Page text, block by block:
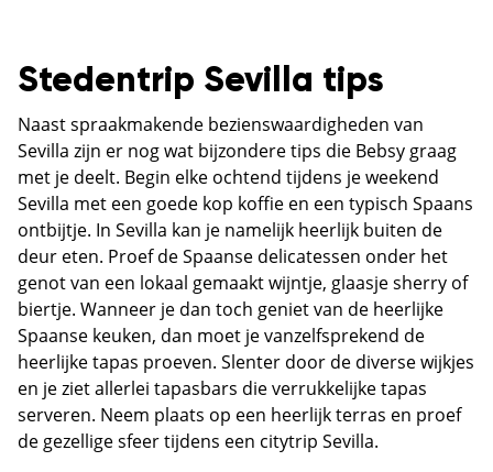
Stedentrip Sevilla tips
Naast spraakmakende bezienswaardigheden van
Sevilla zijn er nog wat bijzondere tips die Bebsy graag
met je deelt. Begin elke ochtend tijdens je weekend
Sevilla met een goede kop koffie en een typisch Spaans
ontbijtje. In Sevilla kan je namelijk heerlijk buiten de
deur eten. Proef de Spaanse delicatessen onder het
genot van een lokaal gemaakt wijntje, glaasje sherry of
biertje. Wanneer je dan toch geniet van de heerlijke
Spaanse keuken, dan moet je vanzelfsprekend de
heerlijke tapas proeven. Slenter door de diverse wijkjes
en je ziet allerlei tapasbars die verrukkelijke tapas
serveren. Neem plaats op een heerlijk terras en proef
de gezellige sfeer tijdens een citytrip Sevilla.